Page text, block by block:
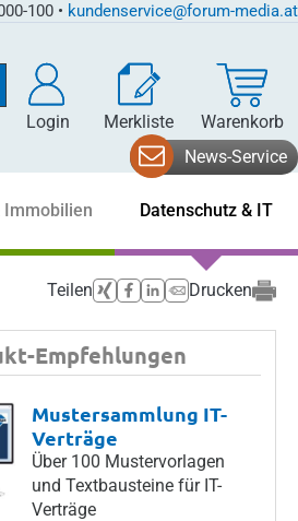
100 • kundenservice@forum-media.at
Login Merkliste
Warenkorb
News-Service
Immobilien Datenschutz & IT
Teilen Drucken
Empfehlungen
Mustersammlung IT-
Verträge
Über 100 Mustervorlagen
und Textbausteine für IT-
Verträge